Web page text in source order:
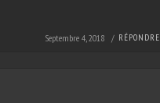
Septembre 4, 2018 / RÉPONDRE